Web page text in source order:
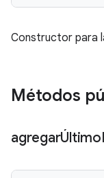
Constructor para
Métodos
agregarÚltimo